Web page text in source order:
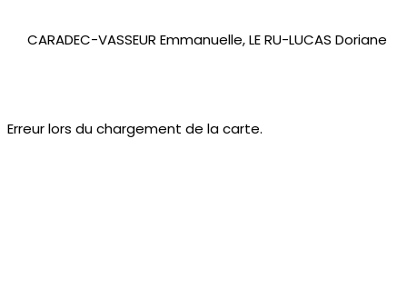
Erreur lors du chargement de la carte.
CARADEC-VASSEUR Emmanuelle, LE RU-LUCAS Doriane